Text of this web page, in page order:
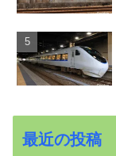
最近の投稿